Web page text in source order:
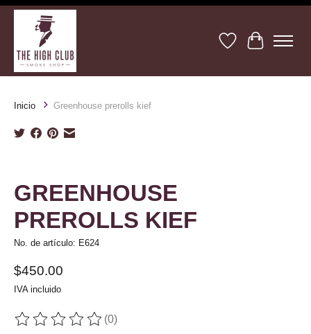
Lista de deseos
Cesta
Inicio Greenhouse prerolls kief
GREENHOUSE
PREROLLS KIEF
No. de artículo: E624
$450.00
IVA incluido
The rating of this product is
(0)